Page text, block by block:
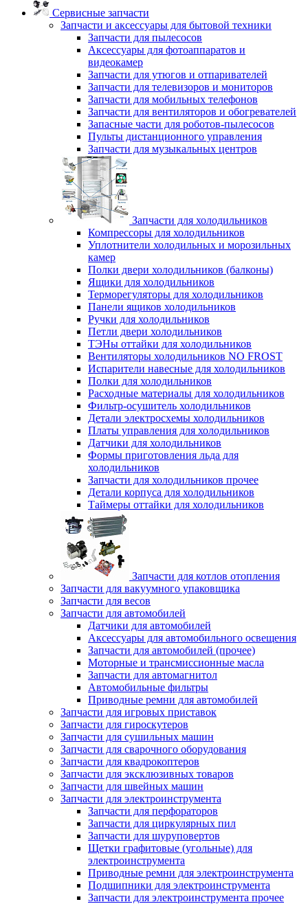
Сервисные запчасти
Запчасти и аксессуары для бытовой техники
Запчасти для пылесосов
Аксессуары для фотоаппаратов и
видеокамер
Запчасти для утюгов и отпаривателей
Запчасти для телевизоров и мониторов
Запчасти для мобильных телефонов
Запчасти для вентиляторов и обогревателей
Запасные части для роботов-пылесосов
Пульты дистанционного управления
Запчасти для музыкальных центров
Запчасти для холодильников
Компрессоры для холодильников
Уплотнители холодильных и морозильных
камер
Полки двери холодильников (балконы)
Ящики для холодильников
Терморегуляторы для холодильников
Панели ящиков холодильников
Ручки для холодильников
Петли двери холодильников
ТЭНы оттайки для холодильников
Вентиляторы холодильников NO FROST
Испарители навесные для холодильников
Полки для холодильников
Расходные материалы для холодильников
Фильтр-осушитель холодильников
Детали электросхемы холодильников
Платы управления для холодильников
Датчики для холодильников
Формы приготовления льда для
холодильников
Запчасти для холодильников прочее
Детали корпуса для холодильников
Таймеры оттайки для холодильников
Запчасти для котлов отопления
Запчасти для вакуумного упаковщика
Запчасти для весов
Запчасти для автомобилей
Датчики для автомобилей
Аксессуары для автомобильного освещения
Запчасти для автомобилей (прочее)
Моторные и трансмиссионные масла
Запчасти для автомагнитол
Автомобильные фильтры
Приводные ремни для автомобилей
Запчасти для игровых приставок
Запчасти для гироскутеров
Запчасти для сушильных машин
Запчасти для сварочного оборудования
Запчасти для квадрокоптеров
Запчасти для эксклюзивных товаров
Запчасти для швейных машин
Запчасти для электроинструмента
Запчасти для перфораторов
Запчасти для циркулярных пил
Запчасти для шуруповертов
Щетки графитовые (угольные) для
электроинструмента
Приводные ремни для электроинструмента
Подшипники для электроинструмента
Запчасти для электроинструмента прочее